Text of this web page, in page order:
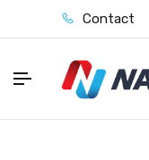
Contact